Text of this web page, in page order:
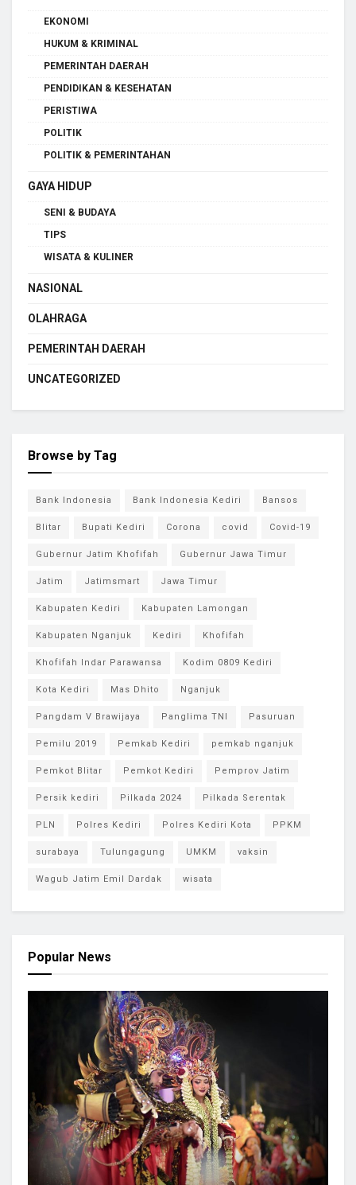
EKONOMI
HUKUM & KRIMINAL
PEMERINTAH DAERAH
PENDIDIKAN & KESEHATAN
PERISTIWA
POLITIK
POLITIK & PEMERINTAHAN
GAYA HIDUP
SENI & BUDAYA
TIPS
WISATA & KULINER
NASIONAL
OLAHRAGA
PEMERINTAH DAERAH
UNCATEGORIZED
Browse by Tag
Bank Indonesia Bank Indonesia Kediri Bansos
Blitar Bupati Kediri Corona covid Covid-19
Gubernur Jatim Khofifah Gubernur Jawa Timur
Jatim Jatimsmart Jawa Timur
Kabupaten Kediri Kabupaten Lamongan
Kabupaten Nganjuk Kediri Khofifah
Khofifah Indar Parawansa Kodim 0809 Kediri
Kota Kediri Mas Dhito Nganjuk
Pangdam V Brawijaya Panglima TNI Pasuruan
Pemilu 2019 Pemkab Kediri pemkab nganjuk
Pemkot Blitar Pemkot Kediri Pemprov Jatim
Persik kediri Pilkada 2024 Pilkada Serentak
PLN Polres Kediri Polres Kediri Kota PPKM
surabaya Tulungagung UMKM vaksin
Wagub Jatim Emil Dardak wisata
Popular News